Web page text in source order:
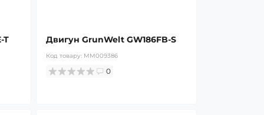
T Двигун GrunWelt GW186FB-S
Код товару: MM009386
0